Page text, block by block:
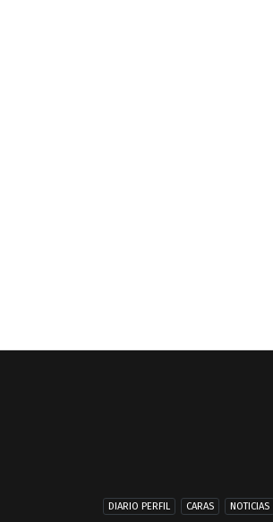
DIARIO PERFIL CARAS NOTICIAS